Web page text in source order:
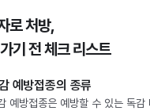
로 처방,
기 전 체크 리스트
예방접종의 종류
예방접종은 예방할 수 있는 독